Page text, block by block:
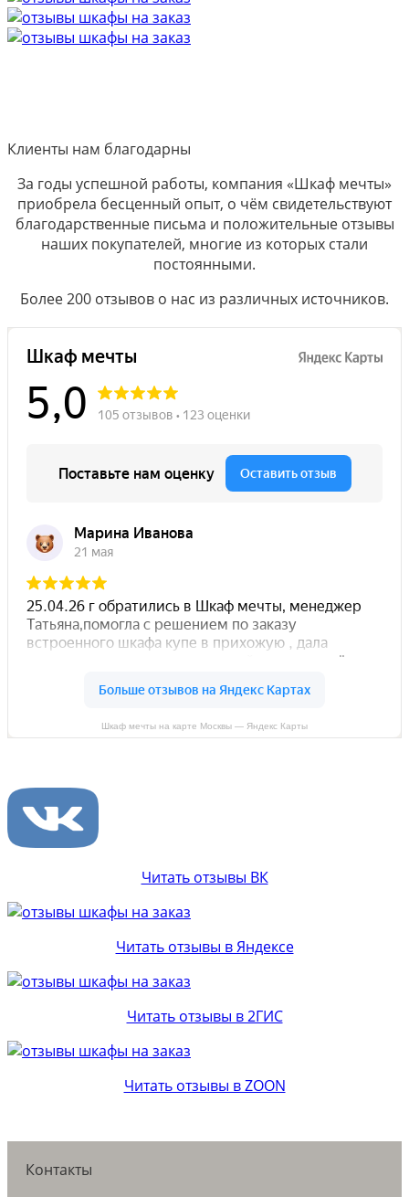
Клиенты нам благодарны
За годы успешной работы, компания «Шкаф мечты»
приобрела бесценный опыт, о чём свидетельствуют
благодарственные письма и положительные отзывы
наших покупателей, многие из которых стали
постоянными.
Более 200 отзывов о нас из различных источников.
Шкаф мечты на карте Москвы — Яндекс Карты
Читать отзывы ВК
Читать отзывы в Яндексе
Читать отзывы в 2ГИС
Читать отзывы в ZOON
Контакты